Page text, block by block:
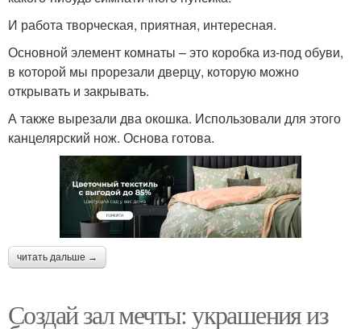
И работа творческая, приятная, интересная.
Основной элемент комнаты – это коробка из-под обуви,
в которой мы прорезали дверцу, которую можно
открывать и закрывать.
А также вырезали два окошка. Использовали для этого
канцелярский нож. Основа готова.
читать дальше →
Создай зал мечты: украшения из